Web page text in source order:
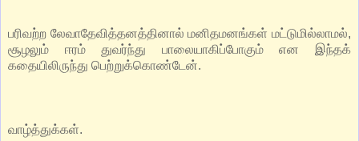
பரிவற்ற லேவாதேவித்தனத்தினால் மனிதமனங்கள் மட்டுமில்லாமல்,
சூழலும் ஈரம் துவர்ந்து பாலையாகிப்போகும் என இந்தக்
கதையிலிருந்து பெற்றுக்கொண்டேன்.
வாழ்த்துக்கள்.